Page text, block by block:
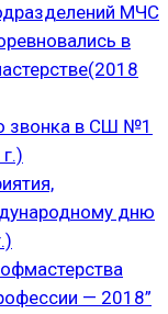
МЧС
в
звонка в СШ №1
дню
— 2018”